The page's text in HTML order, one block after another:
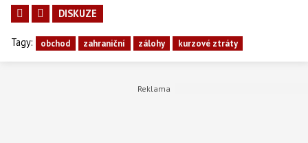
DISKUZE
Tagy: obchod zahraniční zálohy kurzové ztráty